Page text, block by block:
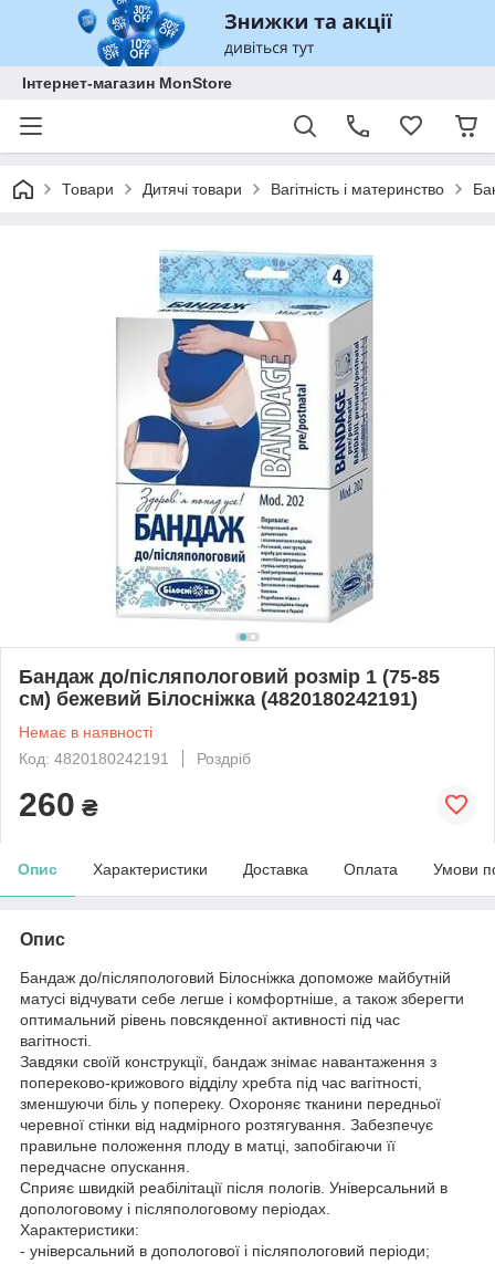
Інтернет-магазин MonStore
Товари Дитячі товари Вагітність і материнство
Бандаж до/післяпологовий розмір 1 (75-85
см) бежевий Білосніжка (4820180242191)
Немає в наявності
Код: 4820180242191
Роздріб
260 ₴
Опис Характеристики Доставка Оплата Умови
Опис
Бандаж до/післяпологовий Білосніжка допоможе майбутній
матусі відчувати себе легше і комфортніше, а також зберегти
оптимальний рівень повсякденної активності під час
вагітності.
Завдяки своїй конструкції, бандаж знімає навантаження з
попереково-крижового відділу хребта під час вагітності,
зменшуючи біль у попереку. Охороняє тканини передньої
черевної стінки від надмірного розтягування. Забезпечує
правильне положення плоду в матці, запобігаючи її
передчасне опускання.
Сприяє швидкій реабілітації після пологів. Універсальний в
допологовому і післяпологовому періодах.
Характеристики:
- універсальний в допологової і післяпологовий періоди;